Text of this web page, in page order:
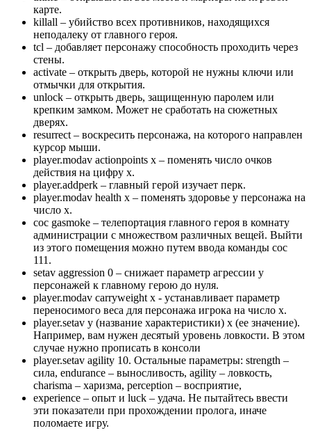
карте.
killall – убийство всех противников, находящихся
неподалеку от главного героя.
tcl – добавляет персонажу способность проходить через
стены.
activate – открыть дверь, которой не нужны ключи или
отмычки для открытия.
unlock – открыть дверь, защищенную паролем или
крепким замком. Может не сработать на сюжетных
дверях.
resurrect – воскресить персонажа, на которого направлен
курсор мыши.
player.modav actionpoints x – поменять число очков
действия на цифру x.
player.addperk – главный герой изучает перк.
player.modav health x – поменять здоровье у персонажа на
число x.
coc gasmoke – телепортация главного героя в комнату
администрации с множеством различных вещей. Выйти
из этого помещения можно путем ввода команды coc
111.
setav aggression 0 – снижает параметр агрессии у
персонажей к главному герою до нуля.
player.modav carryweight х - устанавливает параметр
переносимого веса для персонажа игрока на число x.
player.setav y (название характеристики) x (ее значение).
Например, вам нужен десятый уровень ловкости. В этом
случае нужно прописать в консоли
player.setav agility 10. Остальные параметры: strength –
сила, endurance – выносливость, agility – ловкость,
charisma – харизма, perception – восприятие,
experience – опыт и luck – удача. Не пытайтесь ввести
эти показатели при прохождении пролога, иначе
поломаете игру.